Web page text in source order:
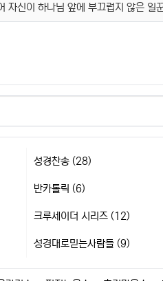
자신이 하나님 앞에 부끄럽지 않은
성경찬송 (28)
반카톨릭 (6)
크루세이더 시리즈 (12)
성경대로믿는사람들 (9)